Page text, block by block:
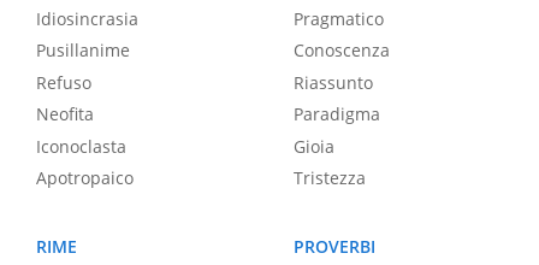
Idiosincrasia
Pusillanime
Refuso
Neofita
Iconoclasta
Apotropaico
Pragmatico
Conoscenza
Riassunto
Paradigma
Gioia
Tristezza
RIME
PROVERBI